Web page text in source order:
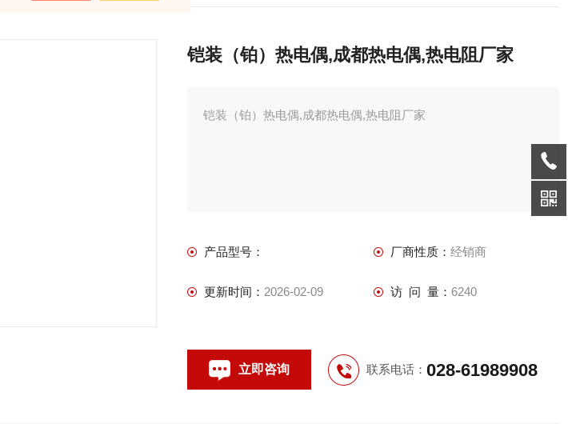
铠装（铂）热电偶,成都热电偶,热电阻厂家
铠装（铂）热电偶,成都热电偶,热电阻厂家
产品型号： 厂商性质： 经销商
更新时间： 2026-02-09 访 问 量： 6240
立即咨询 联系电话： 028-61989908